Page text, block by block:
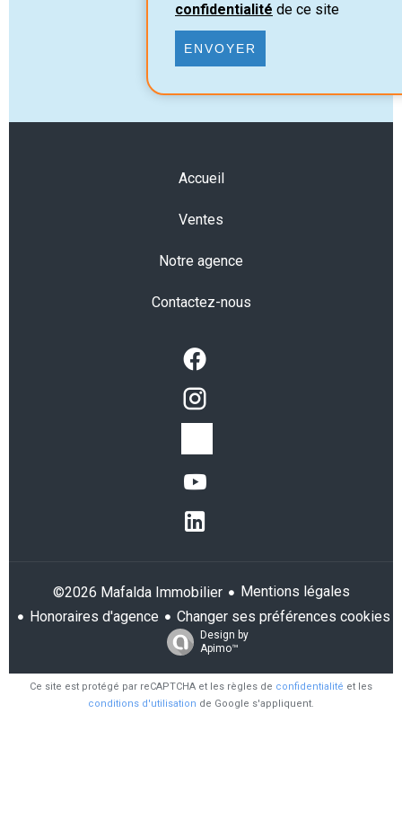
confidentialité de ce site
ENVOYER
Accueil
Ventes
Notre agence
Contactez-nous
©2026 Mafalda Immobilier
Mentions légales
Honoraires d'agence
Changer ses préférences cookies
Design by
Apimo™
Ce site est protégé par reCAPTCHA et les règles de confidentialité et les
conditions d'utilisation de Google s'appliquent.